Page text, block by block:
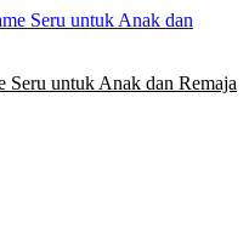
untuk Anak dan Remaja